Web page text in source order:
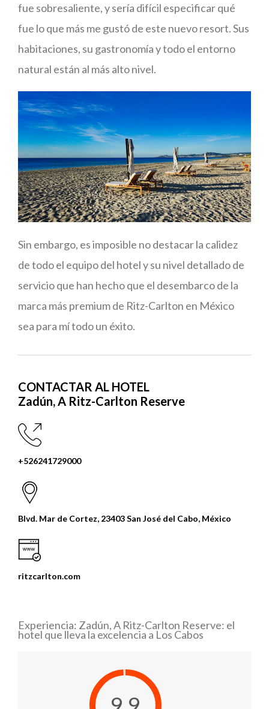
fue sobresaliente, y sería difícil especificar qué
fue lo que más me gustó de este nuevo resort. Sus
habitaciones, su gastronomía y todo el entorno
natural están al más alto nivel.
Sin embargo, es imposible no destacar la calidez
de todo el equipo del hotel y su nivel detallado de
servicio que han hecho que el desembarco de la
marca más premium de Ritz-Carlton en México
sea para mí todo un éxito.
CONTACTAR AL HOTEL
Zadún, A Ritz-Carlton Reserve
+526241729000
Blvd. Mar de Cortez, 23403 San José del Cabo, México
ritzcarlton.com
Experiencia: Zadún, A Ritz-Carlton Reserve: el
hotel que lleva la excelencia a Los Cabos